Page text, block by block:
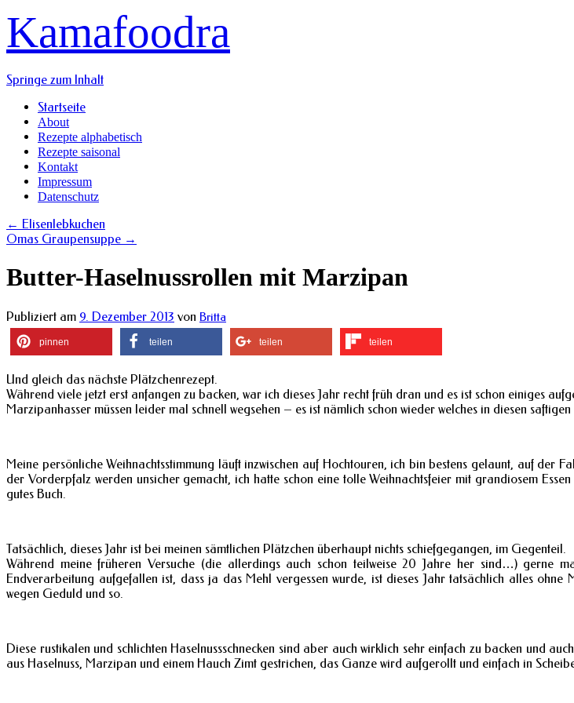
Kamafoodra
Springe zum Inhalt
Startseite
About
Rezepte alphabetisch
Rezepte saisonal
Kontakt
Impressum
Datenschutz
← Elisenlebkuchen
Omas Graupensuppe →
Butter-Haselnussrollen mit Marzipan
Publiziert am 9. Dezember 2013 von Britta
pinnen teilen teilen teilen
Und gleich das nächste Plätzchenrezept.
Während viele jetzt erst anfangen zu backen, war ich dieses Jahr recht früh dran und es ist schon einiges
Marzipanhasser müssen leider mal schnell wegsehen – es ist nämlich schon wieder welches in diesen
Meine persönliche Weihnachtsstimmung läuft inzwischen auf Hochtouren, ich bin bestens gelaunt, auf der
der Vorderpfalz werden unsicher gemacht, ich hatte schon eine tolle Weihnachtsfeier mit grandiosem
gutes Buch.
Tatsächlich, dieses Jahr ist bei meinen sämtlichen Plätzchen überhaupt nichts schiefgegangen, im Gegenteil.
Während meine früheren Versuche (die allerdings auch schon teilweise 20 Jahre her sind…) gerne
Endverarbeitung aufgefallen ist, dass ja das Mehl vergessen wurde, ist dieses Jahr tatsächlich alles
wegen Geduld und so.
Diese rustikalen und schlichten Haselnussschnecken sind aber auch wirklich sehr einfach zu backen und
aus Haselnuss, Marzipan und einem Hauch Zimt gestrichen, das Ganze wird aufgerollt und einfach in